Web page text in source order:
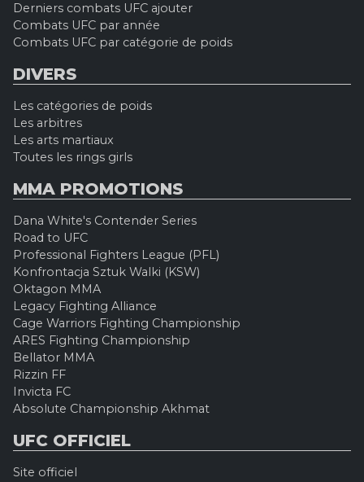
Derniers combats UFC ajouter
Combats UFC par année
Combats UFC par catégorie de poids
DIVERS
Les catégories de poids
Les arbitres
Les arts martiaux
Toutes les rings girls
MMA PROMOTIONS
Dana White's Contender Series
Road to UFC
Professional Fighters League (PFL)
Konfrontacja Sztuk Walki (KSW)
Oktagon MMA
Legacy Fighting Alliance
Cage Warriors Fighting Championship
ARES Fighting Championship
Bellator MMA
Rizzin FF
Invicta FC
Absolute Championship Akhmat
UFC OFFICIEL
Site officiel